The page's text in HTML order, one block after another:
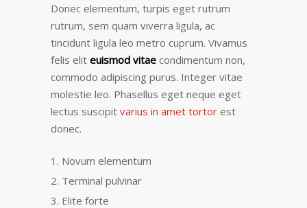
Donec elementum, turpis eget rutrum
rutrum, sem quam viverra ligula, ac
tincidunt ligula leo metro cuprum. Vivamus
felis elit euismod vitae condimentum non,
commodo adipiscing purus. Integer vitae
molestie leo. Phasellus eget neque eget
lectus suscipit varius in amet tortor est
donec.
Novum elementum
Terminal pulvinar
Elite forte